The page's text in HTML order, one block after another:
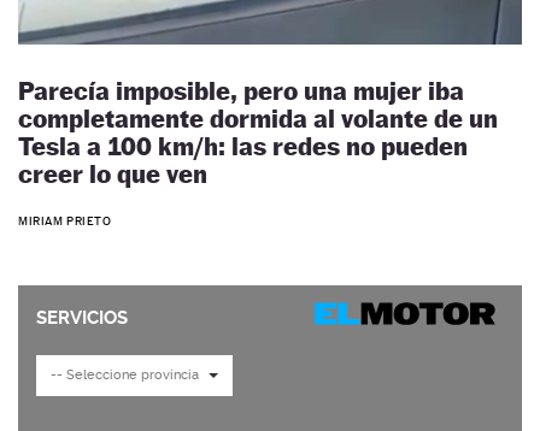
Parecía imposible, pero una mujer iba
completamente dormida al volante de un
Tesla a 100 km/h: las redes no pueden
creer lo que ven
MIRIAM PRIETO